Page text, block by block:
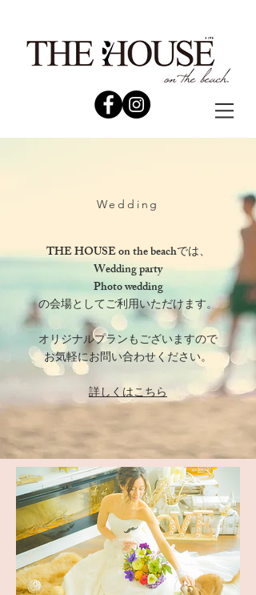
Wedding
THE HOUSE on the beachでは、
Wedding party
Photo wedding
の会場としてご利用いただけます。
オリジナルプランもございますので
お気軽にお問い合わせください。
​詳しくはこちら